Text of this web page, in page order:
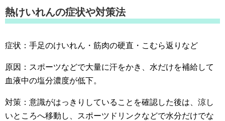
熱けいれんの症状や対策法
症状：手足のけいれん・筋肉の硬直・こむら返りなど
原因：スポーツなどで大量に汗をかき、水だけを補給して
血液中の塩分濃度が低下。
対策：意識がはっきりしていることを確認した後は、涼し
いところへ移動し、スポーツドリンクなどで水分だけでな